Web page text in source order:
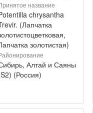
название
chrysantha
(Лапчатка
золотистая)
Алтай и Саяны
(Россия)